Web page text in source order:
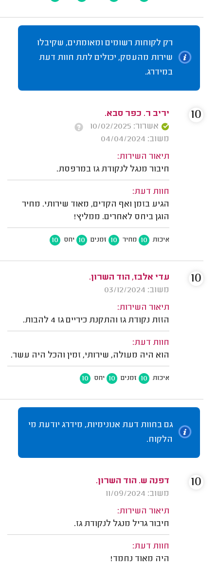
רק לקוחות רשומים ומאומתים, שקיבלו
שירות מהעסק, יכולים לתת חוות דעת
במידרג.
יריב ר. כפר סבא.
אשרור: 10/02/2025
משוב: 04/04/2024
תיאור השירות:
חיבור מנגל לנקודת גז במרפסת.
חוות דעת:
הגיע בזמן ואף הקדים, מאוד שירותי. מחיר
הוגן ביחס לאחרים. ממליץ!
איכות 10 מחיר 10 זמנים 10 יחס 10
10
עדי אלבז, הוד השרון.
משוב: 03/12/2024
תיאור השירות:
הזזת נקודת גז והתקנת כיריים גז 4 להבות.
חוות דעת:
הוא היה מעולה, שירותי, זמין והכל היה עשר.
איכות 10 זמנים 10 יחס 10
10
גם בחוות דעת אנונימיות, מידרג יודעת מי
הלקוח.
דפנה ש. הוד השרון.
משוב: 11/09/2024
תיאור השירות:
חיבור גריל מנגל לנקודת גז.
חוות דעת:
היה מאוד נחמד!
10